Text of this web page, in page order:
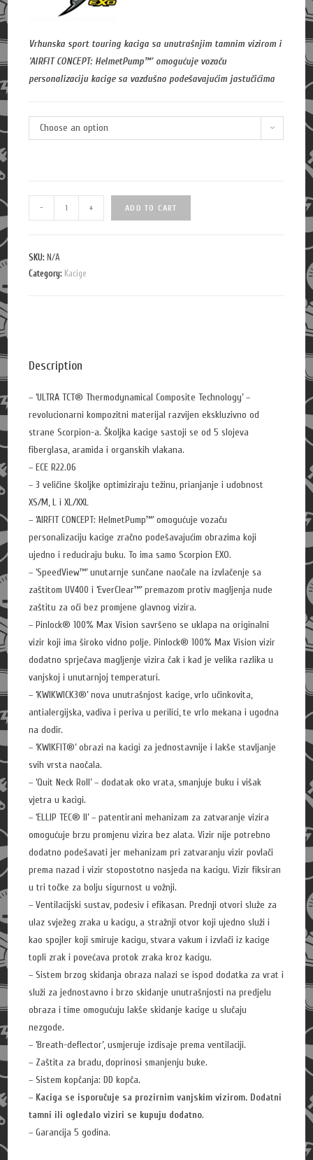
Vrhunska sport touring kaciga sa unutrašnjim tamnim vizirom i
‘AIRFIT CONCEPT: HelmetPump™’ omogućuje vozaču
personalizaciju kacige sa vazdušno podešavajućim jastučićima
Choose an option
-
u
n
t
+ ADD TO CART
SKU: N/A
Category: Kacige
Description
– ‘ULTRA TCT® Thermodynamical Composite Technology’ –
revolucionarni kompozitni materijal razvijen ekskluzivno od
strane Scorpion-a. Školjka kacige sastoji se od 5 slojeva
fiberglasa, aramida i organskih vlakana.
– ECE R22.06
– 3 veličine školjke optimiziraju težinu, prianjanje i udobnost
XS/M, L i XL/XXL
– ‘AIRFIT CONCEPT: HelmetPump™’ omogućuje vozaču
personalizaciju kacige zračno podešavajućim obrazima koji
ujedno i reduciraju buku. To ima samo Scorpion EXO.
– ‘SpeedView™’ unutarnje sunčane naočale na izvlačenje sa
zaštitom UV400 i ‘EverClear™’ premazom protiv magljenja nude
zaštitu za oči bez promjene glavnog vizira.
– Pinlock® 100% Max Vision savršeno se uklapa na originalni
vizir koji ima široko vidno polje. Pinlock® 100% Max Vision vizir
dodatno sprječava magljenje vizira čak i kad je velika razlika u
vanjskoj i unutarnjoj temperaturi.
– ‘KWIKWICK3®’ nova unutrašnjost kacige, vrlo učinkovita,
antialergijska, vadiva i periva u perilici, te vrlo mekana i ugodna
na dodir.
– ‘KWIKFIT®’ obrazi na kacigi za jednostavnije i lakše stavljanje
svih vrsta naočala.
– ‘Quit Neck Roll’ – dodatak oko vrata, smanjuje buku i višak
vjetra u kacigi.
– ‘ELLIP TEC® ll’ – patentirani mehanizam za zatvaranje vizira
omogućuje brzu promjenu vizira bez alata. Vizir nije potrebno
dodatno podešavati jer mehanizam pri zatvaranju vizir povlači
prema nazad i vizir stopostotno nasjeda na kacigu. Vizir fiksiran
u tri točke za bolju sigurnost u vožnji.
– Ventilacijski sustav, podesiv i efikasan. Prednji otvori služe za
ulaz svježeg zraka u kacigu, a stražnji otvor koji ujedno služi i
kao spojler koji smiruje kacigu, stvara vakum i izvlači iz kacige
topli zrak i povećava protok zraka kroz kacigu.
– Sistem brzog skidanja obraza nalazi se ispod dodatka za vrat i
služi za jednostavno i brzo skidanje unutrašnjosti na predjelu
obraza i time omogućuju lakše skidanje kacige u slučaju
nezgode.
– ‘Breath-deflector’, usmjeruje izdisaje prema ventilaciji.
– Zaštita za bradu, doprinosi smanjenju buke.
– Sistem kopčanja: DD kopča.
– Kaciga se isporučuje sa prozirnim vanjskim vizirom. Dodatni
tamni ili ogledalo viziri se kupuju dodatno.
– Garancija 5 godina.